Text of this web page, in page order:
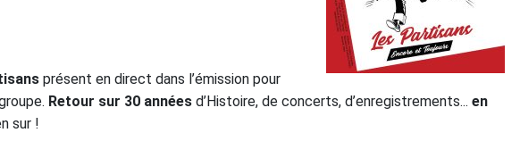
présent en direct dans l’émission pour
Retour sur 30 années d’Histoire, de concerts, d’enregistrements... en
sur !